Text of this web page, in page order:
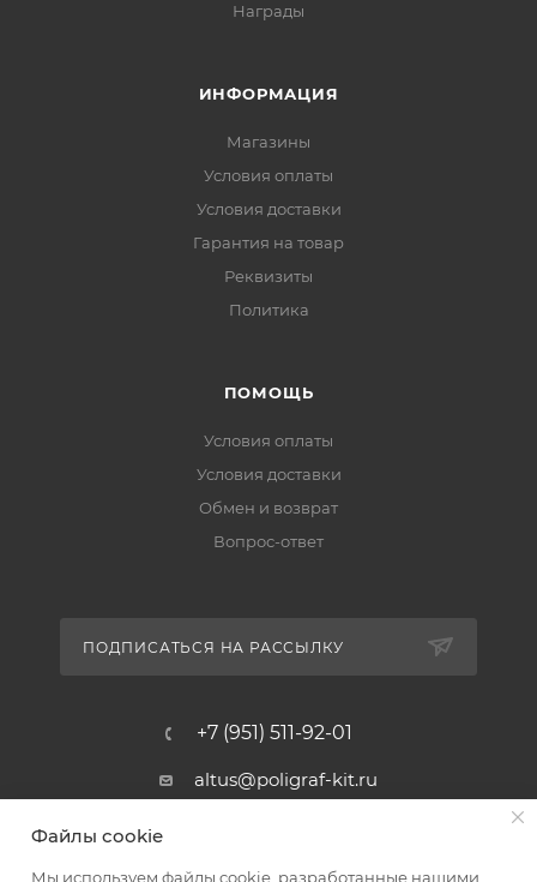
Награды
ИНФОРМАЦИЯ
Магазины
Условия оплаты
Условия доставки
Гарантия на товар
Реквизиты
Политика
ПОМОЩЬ
Условия оплаты
Условия доставки
Обмен и возврат
Вопрос-ответ
ПОДПИСАТЬСЯ НА РАССЫЛКУ
+7 (951) 511-92-01
altus@poligraf-kit.ru
Магазин-склад ТЦ "Альтус"
пос. Янтарный, Малое Зеленое
Файлы cookie
Мы используем файлы cookie, разработанные нашими